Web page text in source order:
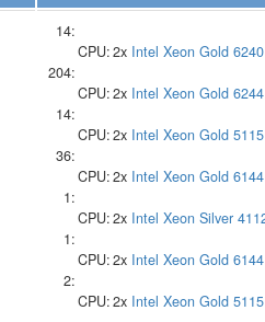
14:
CPU:2x Intel Xeon Gold 6240
204:
CPU:2x Intel Xeon Gold 6244
14:
CPU:2x Intel Xeon Gold 5115
36:
CPU:2x Intel Xeon Gold 6144
1:
CPU:2x Intel Xeon Silver
1:
CPU:2x Intel Xeon Gold 6144
2:
CPU:2x Intel Xeon Gold 5115